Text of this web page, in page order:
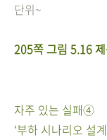
단위~
205쪽그림 5.16
자주 있는 실패④
‘부하 시나리오 설